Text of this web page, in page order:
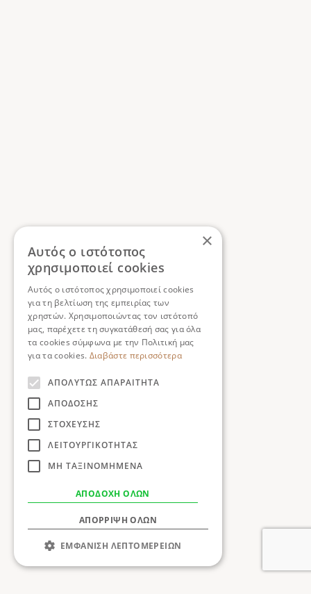
×
Αυτός ο ιστότοπος
χρησιμοποιεί cookies
Αυτός ο ιστότοπος χρησιμοποιεί cookies
για τη βελτίωση της εμπειρίας των
χρηστών. Χρησιμοποιώντας τον ιστότοπό
μας, παρέχετε τη συγκατάθεσή σας για όλα
τα cookies σύμφωνα με την Πολιτική μας
για τα cookies. Διαβάστε περισσότερα
ΑΠΟΛΎΤΩΣ ΑΠΑΡΑΊΤΗΤΑ
ΑΠΌΔΟΣΗΣ
ΣΤΌΧΕΥΣΗΣ
ΛΕΙΤΟΥΡΓΙΚΌΤΗΤΑΣ
ΜΗ ΤΑΞΙΝΟΜΗΜΈΝΑ
ΑΠΟΔΟΧΉ ΌΛΩΝ
ΑΠΌΡΡΙΨΗ ΌΛΩΝ
ΕΜΦΆΝΙΣΗ ΛΕΠΤΟΜΕΡΕΙΏΝ